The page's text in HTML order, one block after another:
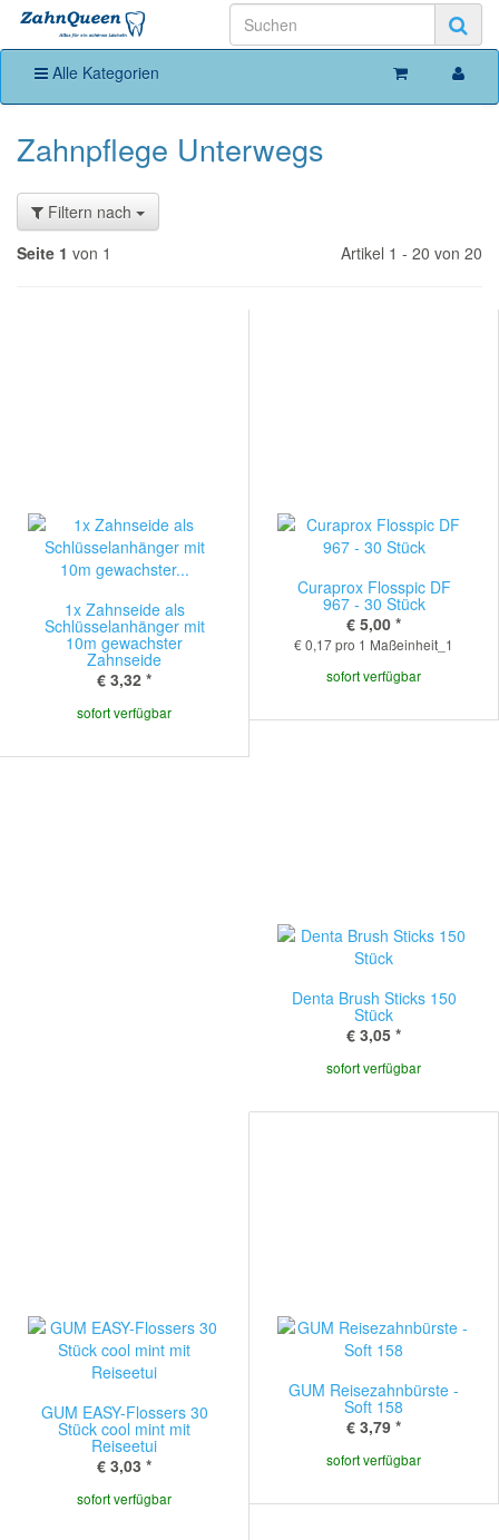
Alle Kategorien
Zahnpflege Unterwegs
Filtern nach
Seite 1 von 1 Artikel 1 - 20 von 20
1x Zahnseide als
Schlüsselanhänger mit
10m gewachster
Zahnseide
€ 3,32 *
sofort verfügbar
Curaprox Flosspic DF
967 - 30 Stück
€ 5,00 *
€ 0,17 pro 1 Maßeinheit_1
sofort verfügbar
Denta Brush Sticks 150
Stück
€ 3,05 *
sofort verfügbar
GUM EASY-Flossers 30
Stück cool mint mit
Reiseetui
€ 3,03 *
sofort verfügbar
GUM Reisezahnbürste -
Soft 158
€ 3,79 *
sofort verfügbar